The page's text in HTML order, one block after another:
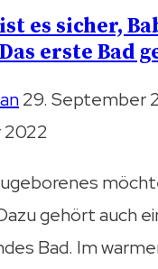
gesund?
es sicher,
erste Bad
29. September
gehört auch
Bad. Im